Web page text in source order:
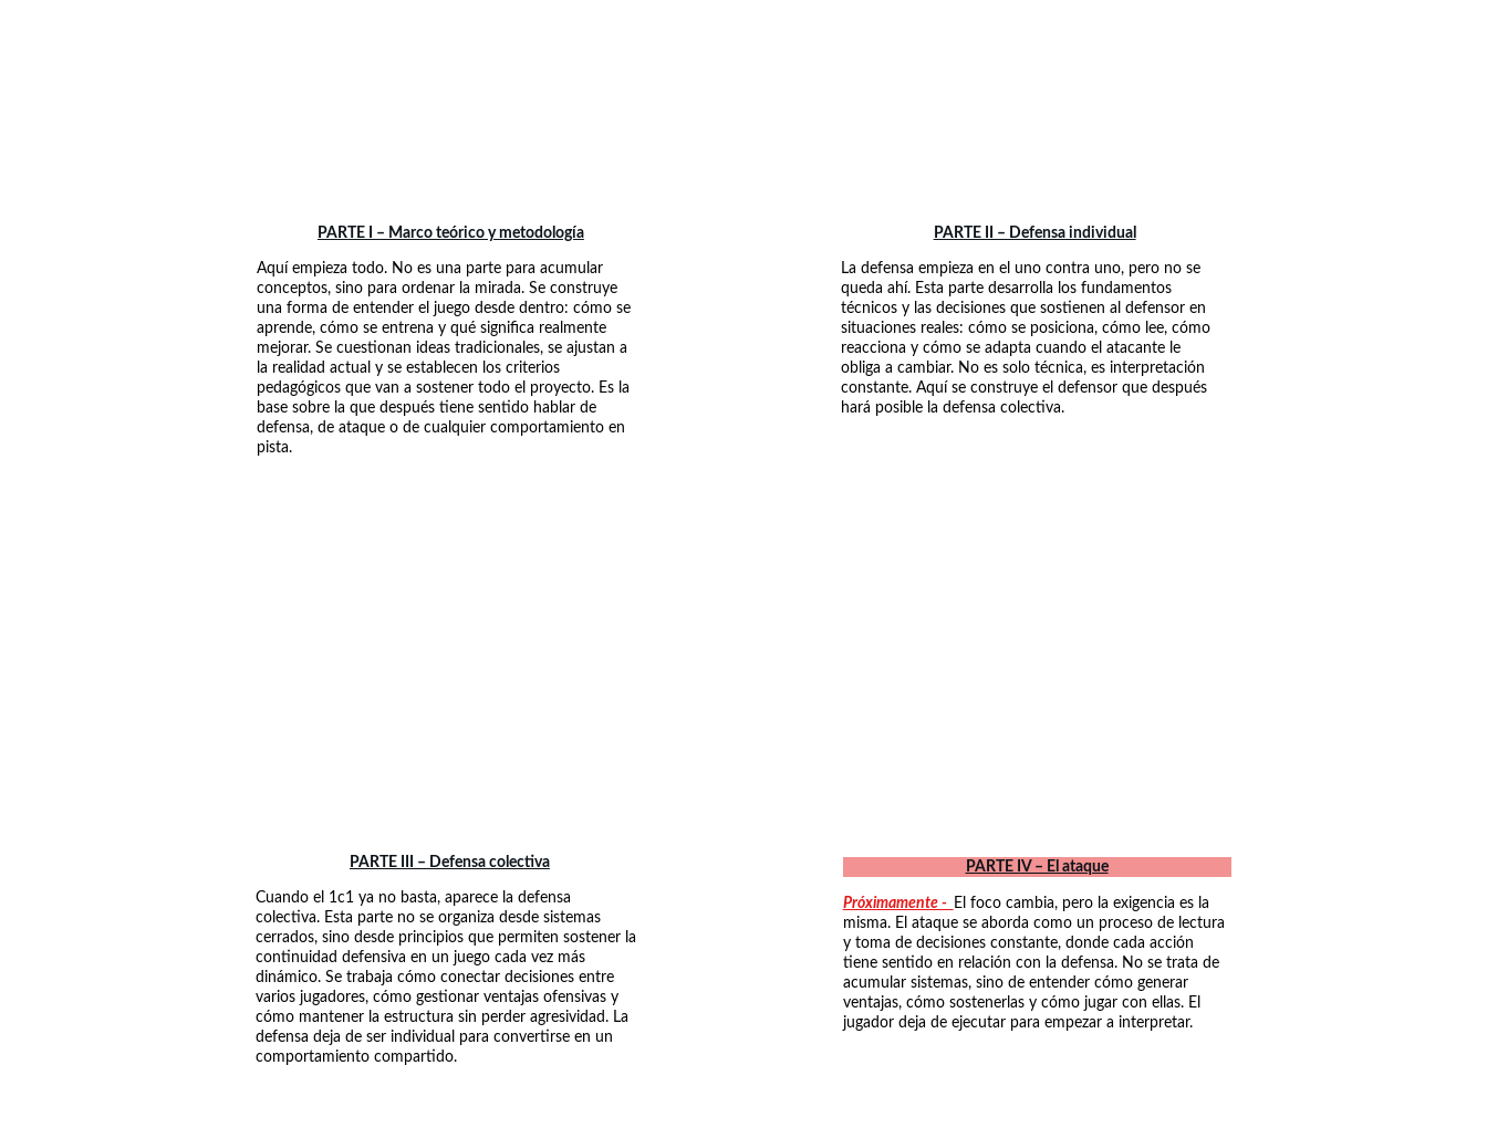
PARTE I – Marco teórico y metodología
Aquí empieza todo. No es una parte para acumular
conceptos, sino para ordenar la mirada. Se construye
una forma de entender el juego desde dentro: cómo se
aprende, cómo se entrena y qué significa realmente
mejorar. Se cuestionan ideas tradicionales, se ajustan a
la realidad actual y se establecen los criterios
pedagógicos que van a sostener todo el proyecto. Es la
base sobre la que después tiene sentido hablar de
defensa, de ataque o de cualquier comportamiento en
pista.
PARTE II – Defensa individual
La defensa empieza en el uno contra uno, pero no se
queda ahí. Esta parte desarrolla los fundamentos
técnicos y las decisiones que sostienen al defensor en
situaciones reales: cómo se posiciona, cómo lee, cómo
reacciona y cómo se adapta cuando el atacante le
obliga a cambiar. No es solo técnica, es interpretación
constante. Aquí se construye el defensor que después
hará posible la defensa colectiva.
Cuando el 1c1 ya no basta, aparece la defensa
colectiva. Esta parte no se organiza desde sistemas
cerrados, sino desde principios que permiten sostener la
continuidad defensiva en un juego cada vez más
dinámico. Se trabaja cómo conectar decisiones entre
varios jugadores, cómo gestionar ventajas ofensivas y
cómo mantener la estructura sin perder agresividad. La
defensa deja de ser individual para convertirse en un
comportamiento compartido.
PARTE III – Defensa colectiva
Próximamente - El foco cambia, pero la exigencia es la
misma. El ataque se aborda como un proceso de lectura
y toma de decisiones constante, donde cada acción
tiene sentido en relación con la defensa. No se trata de
acumular sistemas, sino de entender cómo generar
ventajas, cómo sostenerlas y cómo jugar con ellas. El
jugador deja de ejecutar para empezar a interpretar.
PARTE IV – El ataque